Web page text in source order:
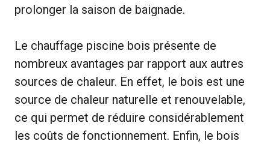
prolonger la saison de baignade.
Le chauffage piscine bois présente de
nombreux avantages par rapport aux autres
sources de chaleur. En effet, le bois est une
source de chaleur naturelle et renouvelable,
ce qui permet de réduire considérablement
les coûts de fonctionnement. Enfin, le bois